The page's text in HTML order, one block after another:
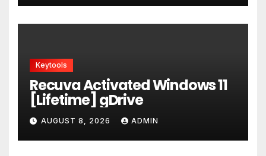
Keytools
Recuva Activated Windows 11
[Lifetime] gDrive
AUGUST 8, 2026 ADMIN